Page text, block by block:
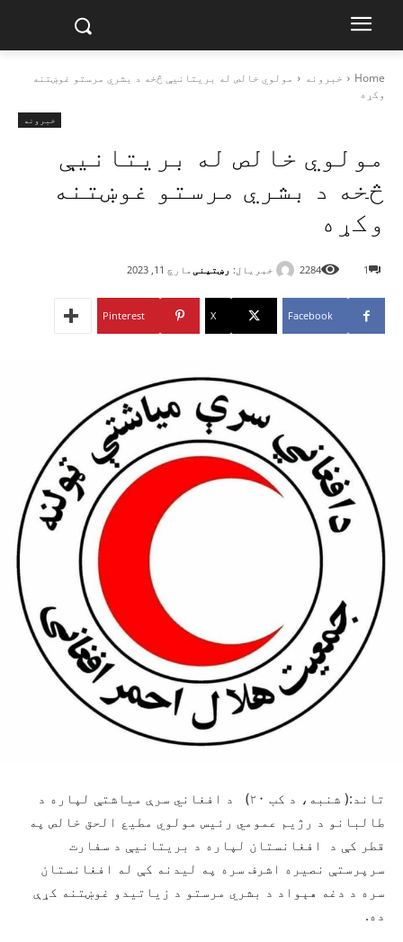
Home خبرونه
مولوي خالص له بریتانیې څخه د بشري مرستو غوښتنه
وکړه
خبرونه
مولوي خالص له بریتانیې
څخه د بشري مرستو غوښتنه
وکړه
خبریال: رښتینی مارچ 11, 2023 1
2284
Facebook
X
Pinterest
تاند:( شنبه، د کب ۲۰) د افغاني سرې میاشتې لپاره د
طالبانو د رژیم عمومي رئیس مولوي مطیع الحق خالص په
قطر کې د افغانستان لپاره د بریتانیې د سفارت
سرپرستې نصیره اشرف سره په لیدنه کې له افغانستان
سره د دغه هېواد د بشري مرستو د زیاتیدو غوښتنه کړې
ده.